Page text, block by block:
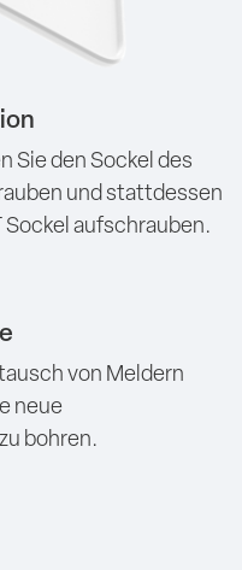
Sie den Sockel des
und stattdessen
Sockel aufschrauben.
von Meldern
neue
bohren.